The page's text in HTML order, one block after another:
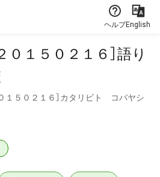
ヘルプEnglish
０１５０２１６］語り
１５０２１６］カタリビト コバヤシ